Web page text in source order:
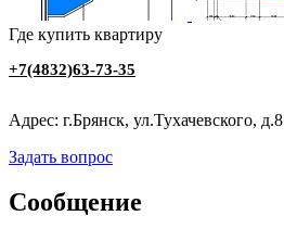
Где купить квартиру
+7(4832)63-73-35
Адрес: г.Брянск, ул.Тухачевского, д.8
Задать вопрос
Сообщение